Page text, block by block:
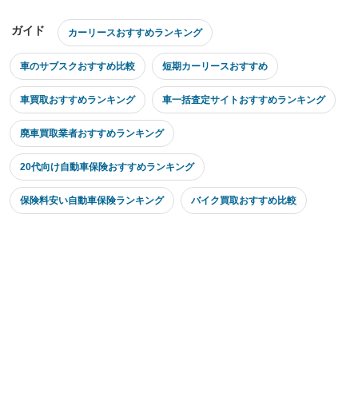
ガイド カーリースおすすめランキング
車のサブスクおすすめ比較 短期カーリースおすすめ
車買取おすすめランキング 車一括査定サイトおすすめランキング
廃車買取業者おすすめランキング
20代向け自動車保険おすすめランキング
保険料安い自動車保険ランキング バイク買取おすすめ比較